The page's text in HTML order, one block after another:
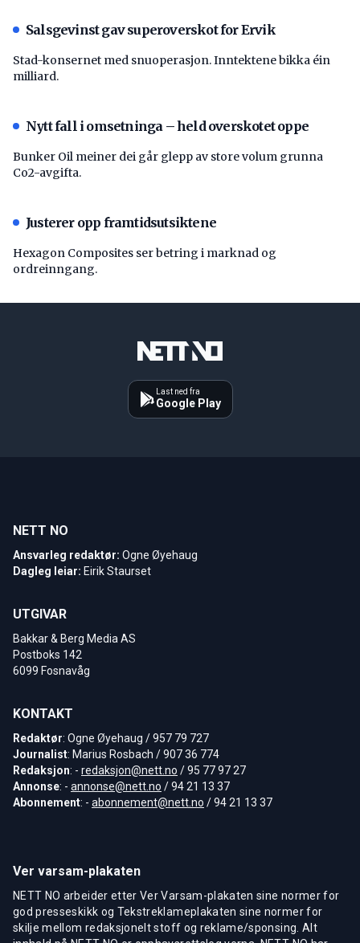
Salsgevinst gav superoverskot for Ervik
Stad-konsernet med snuoperasjon. Inntektene bikka éin
milliard.
Nytt fall i omsetninga – held overskotet oppe
Bunker Oil meiner dei går glepp av store volum grunna
Co2-avgifta.
Justerer opp framtidsutsiktene
Hexagon Composites ser betring i marknad og
ordreinngang.
Last ned fra
Google Play
NETT NO
Ansvarleg redaktør: Ogne Øyehaug
Dagleg leiar: Eirik Staurset
UTGIVAR
Bakkar & Berg Media AS
Postboks 142
6099 Fosnavåg
KONTAKT
Redaktør: Ogne Øyehaug / 957 79 727
Journalist: Marius Rosbach / 907 36 774
Redaksjon: - redaksjon@nett.no / 95 77 97 27
Annonse: - annonse@nett.no / 94 21 13 37
Abonnement: - abonnement@nett.no / 94 21 13 37
Ver varsam-plakaten
NETT NO arbeider etter Ver Varsam-plakaten sine normer for
god presseskikk og Tekstreklameplakaten sine normer for
skilje mellom redaksjonelt stoff og reklame/sponsing. Alt